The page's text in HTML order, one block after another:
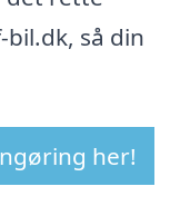
så din
her!